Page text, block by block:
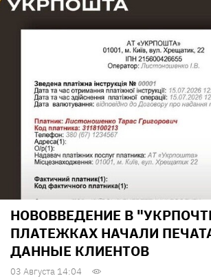
НОВОВВЕДЕНИЕ В
ПЛАТЕЖКАХ НАЧАЛИ
ДАННЫЕ КЛИЕНТОВ
03 Августа 14:04